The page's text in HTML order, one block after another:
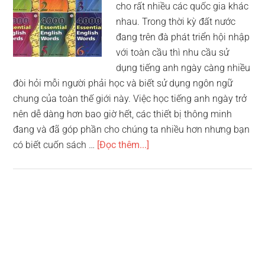
cho rất nhiều các quốc gia khác
nhau. Trong thời kỳ đất nước
đang trên đà phát triển hội nhập
với toàn cầu thì nhu cầu sử
dụng tiếng anh ngày càng nhiều
đòi hỏi mỗi người phải học và biết sử dụng ngôn ngữ
chung của toàn thế giới này. Việc học tiếng anh ngày trở
nên dễ dàng hơn bao giờ hết, các thiết bị thông minh
đang và đã góp phần cho chúng ta nhiều hơn nhưng bạn
có biết cuốn sách … [Đọc thêm...]